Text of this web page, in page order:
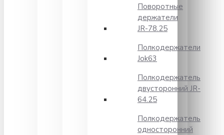
Поворотные
держатели
JR-78.25
Полкодержатели
Jok63
Полкодержатель
двусторонний JR-
64.25
Полкодержатель
односторонний